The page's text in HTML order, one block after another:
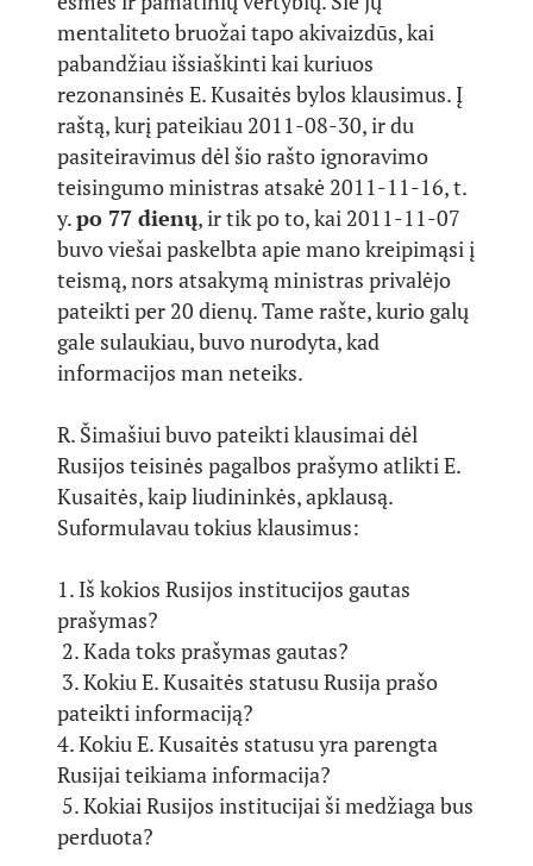
mentaliteto bruožai tapo akivaizdūs, kai
pabandžiau išsiaškinti kai kuriuos
rezonansinės E. Kusaitės bylos klausimus. Į
raštą, kurį pateikiau 2011-08-30, ir du
pasiteiravimus dėl šio rašto ignoravimo
teisingumo ministras atsakė 2011-11-16, t.
y.po 77 dienų, ir tik po to, kai 2011-11-07
buvo viešai paskelbta apie mano kreipimąsi į
teismą, nors atsakymą ministras privalėjo
pateikti per 20 dienų. Tame rašte, kurio galų
gale sulaukiau, buvo nurodyta, kad
informacijos man neteiks.
R. Šimašiui buvo pateikti klausimai dėl
Rusijos teisinės pagalbos prašymo atlikti E.
Kusaitės, kaip liudininkės, apklausą.
Suformulavau tokius klausimus:
1. Iš kokios Rusijos institucijos gautas
prašymas?
2. Kada toks prašymas gautas?
3. Kokiu E. Kusaitės statusu Rusija prašo
pateikti informaciją?
4. Kokiu E. Kusaitės statusu yra parengta
Rusijai teikiama informacija?
5. Kokiai Rusijos institucijai ši medžiaga bus
perduota?